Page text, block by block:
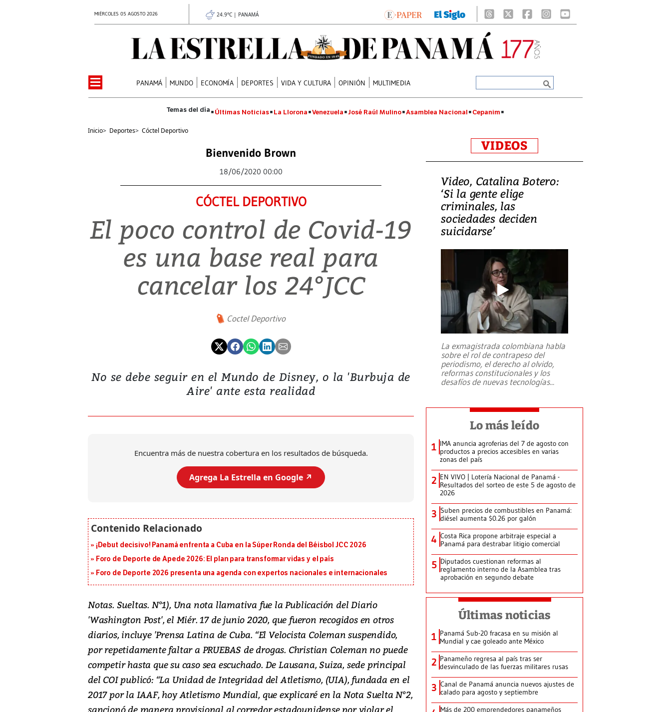
MIÉRCOLES 05 AGOSTO 2026 24.9°C | PANAMÁ
PANAMÁ MUNDO ECONOMÍA DEPORTES VIDA Y CULTURA OPINIÓN MULTIMEDIA
Últimas Noticias La Llorona Venezuela José Raúl Mulino Asamblea Nacional Cepanim
Inicio> Deportes> Cóctel Deportivo
Bienvenido Brown
18/06/2020 00:00
CÓCTEL DEPORTIVO
El poco control de Covid-19
es una base real para
cancelar los 24°JCC
Coctel Deportivo
No se debe seguir en el Mundo de Disney, o la 'Burbuja de
Aire' ante esta realidad
Encuentra más de nuestra cobertura en los resultados de búsqueda.
Agrega La Estrella en Google ↗️
¡Debut decisivo! Panamá enfrenta a Cuba en la Súper Ronda del Béisbol JCC 2026
Foro de Deporte de Apede 2026: El plan para transformar vidas y el país
Foro de Deporte 2026 presenta una agenda con expertos nacionales e internacionales
Notas. Sueltas. N°1), Una nota llamativa fue la Publicación del Diario
'Washington Post', el Miér. 17 de junio 2020, que fueron recogidos en otros
diarios, incluye 'Prensa Latina de Cuba. “El Velocista Coleman suspendido,
por repetidamente faltar a PRUEBAS de drogas. Christian Coleman no puede
competir hasta que su caso sea escuchado. De Lausana, Suiza, sede principal
del COI publicó: “La Unidad de Integridad del Atletismo, (UIA), fundada en el
2017 por la IAAF, hoy Atletismo Mundial, que explicaré en la Nota Suelta N°2,
sancionó de manera provisional al corredor estadounidense por violar el
VIDEOS
Video, Catalina Botero:
‘Si la gente elige
criminales, las
sociedades deciden
suicidarse’
La exmagistrada colombiana habla
sobre el rol de contrapeso del
periodismo, el derecho al olvido,
reformas constitucionales y los
desafíos de nuevas tecnologías...
Lo más leído
1 IMA anuncia agroferias del 7 de agosto con
productos a precios accesibles en varias
zonas del país
2 EN VIVO | Lotería Nacional de Panamá -
Resultados del sorteo de este 5 de agosto de
2026
3 Suben precios de combustibles en Panamá:
diésel aumenta $0.26 por galón
4 Costa Rica propone arbitraje especial a
Panamá para destrabar litigio comercial
5 Diputados cuestionan reformas al
reglamento interno de la Asamblea tras
aprobación en segundo debate
Últimas noticias
1 Panamá Sub-20 fracasa en su misión al
Mundial y cae goleado ante México
2 Panameño regresa al país tras ser
desvinculado de las fuerzas militares rusas
3 Canal de Panamá anuncia nuevos ajustes de
calado para agosto y septiembre
Más de 200 emprendedores panameños